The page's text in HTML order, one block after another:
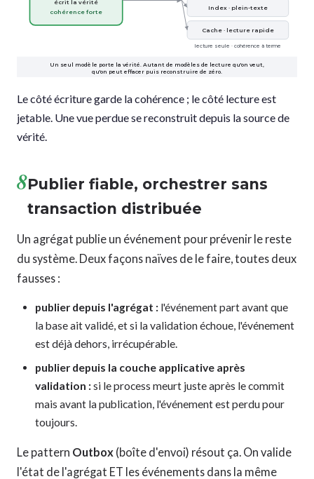
écrit la vérité
cohérence forte
Index · plein-texte
Cache · lecture rapide
lecture seule · cohérence à terme
Un seul modèle porte la vérité. Autant de modèles de lecture qu'on veut,
qu'on peut effacer puis reconstruire de zéro.
Le côté écriture garde la cohérence ; le côté lecture est
jetable. Une vue perdue se reconstruit depuis la source de
vérité.
8Publier fiable, orchestrer sans
transaction distribuée
Un agrégat publie un événement pour prévenir le reste
du système. Deux façons naïves de le faire, toutes deux
fausses :
publier depuis l'agrégat : l'événement part avant que
la base ait validé, et si la validation échoue, l'événement
est déjà dehors, irrécupérable.
publier depuis la couche applicative après
validation :si le process meurt juste après le commit
mais avant la publication, l'événement est perdu pour
toujours.
Le pattern Outbox (boîte d'envoi) résout ça. On valide
l'état de l'agrégat ET les événements dans la même